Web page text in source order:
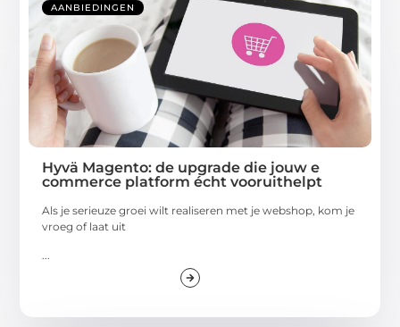
AANBIEDINGEN
Hyvä Magento: de upgrade die jouw e
commerce platform écht vooruithelpt
Als je serieuze groei wilt realiseren met je webshop, kom je
vroeg of laat uit
...